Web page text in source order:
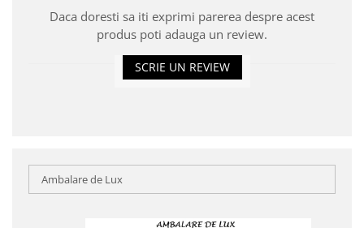
Daca doresti sa iti exprimi parerea despre acest
produs poti adauga un review.
SCRIE UN REVIEW
Ambalare de Lux